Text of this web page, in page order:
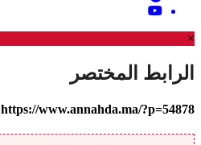
×
الرابط المختصر
https://www.annahda.ma/?p=54878